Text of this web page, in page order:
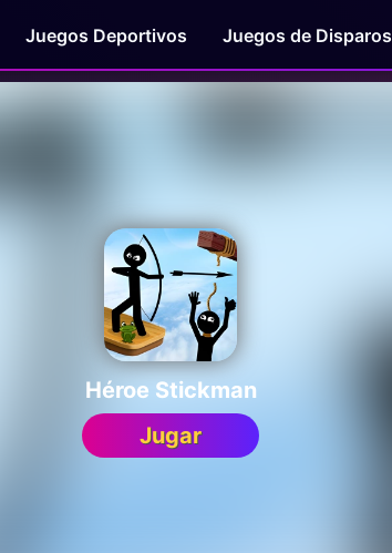
Juegos Deportivos Juegos de Disparos
Héroe Stickman
Jugar